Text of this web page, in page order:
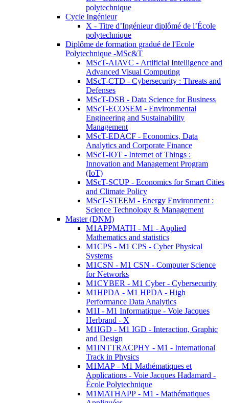
polytechnique
Cycle Ingénieur
X - Titre d’Ingénieur diplômé de l’École
polytechnique
Diplôme de formation gradué de l'Ecole
Polytechnique -MSc&T
MScT-AIAVC - Artificial Intelligence and
Advanced Visual Computing
MScT-CTD - Cybersecurity : Threats and
Defenses
MScT-DSB - Data Science for Business
MScT-ECOSEM - Environmental
Engineering and Sustainability
Management
MScT-EDACF - Economics, Data
Analytics and Corporate Finance
MScT-IOT - Internet of Things :
Innovation and Management Program
(IoT)
MScT-SCUP - Economics for Smart Cities
and Climate Policy
MScT-STEEM - Energy Environment :
Science Technology & Management
Master (DNM)
M1APPMATH - M1 - Applied
Mathematics and statistics
M1CPS - M1 CPS - Cyber Physical
Systems
M1CSN - M1 CSN - Computer Science
for Networks
M1CYBER - M1 Cyber - Cybersecurity
M1HPDA - M1 HPDA - High
Performance Data Analytics
M1I - M1 Informatique - Voie Jacques
Herbrand - X
M1IGD - M1 IGD - Interaction, Graphic
and Design
M1INTTRACPHY - M1 - International
Track in Physics
M1MAP - M1 Mathématiques et
Applications - Voie Jacques Hadamard -
École Polytechnique
M1MATHAPP - M1 - Mathématiques